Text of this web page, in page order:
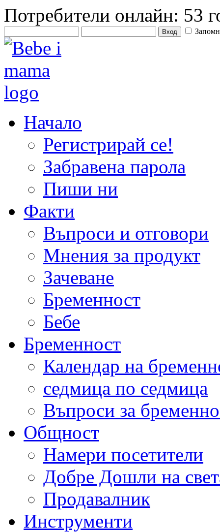
Потребители онлайн: 53
Начало
Регистрирай се!
Забравена парола
Пиши ни
Факти
Въпроси и отговори
Мнения за продукт
Зачеване
Бременност
Бебе
Бременност
Календар на
седмица по седмица
Въпроси за
Общност
Намери посетители
Добре Дошли на
Продавалник
Инструменти